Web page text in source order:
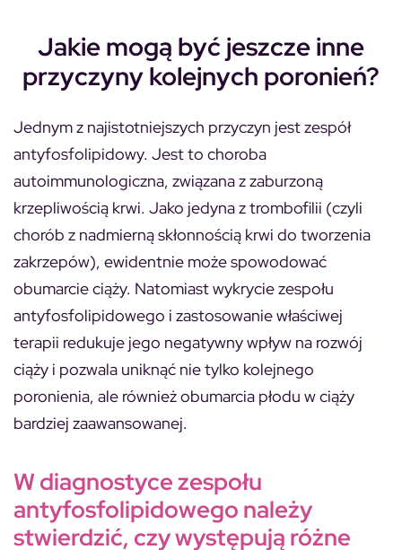
Jakie mogą być jeszcze inne
przyczyny kolejnych poronień?
Jednym z najistotniejszych przyczyn jest zespół
antyfosfolipidowy. Jest to choroba
autoimmunologiczna, związana z zaburzoną
krzepliwością krwi. Jako jedyna z trombofilii (czyli
chorób z nadmierną skłonnością krwi do tworzenia
zakrzepów), ewidentnie może spowodować
obumarcie ciąży. Natomiast wykrycie zespołu
antyfosfolipidowego i zastosowanie właściwej
terapii redukuje jego negatywny wpływ na rozwój
ciąży i pozwala uniknąć nie tylko kolejnego
poronienia, ale również obumarcia płodu w ciąży
bardziej zaawansowanej.
W diagnostyce zespołu
antyfosfolipidowego należy
stwierdzić, czy występują różne